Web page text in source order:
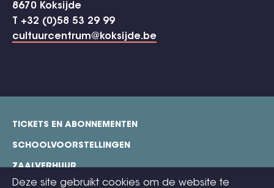
8670 Koksijde
T +32 (0)58 53 29 99
cultuurcentrum@koksijde.be
Deze site gebruikt cookies om de website te
footer
TICKETS EN ABONNEMENTEN
SCHOOLVOORSTELLINGEN
ZAALVERHUUR